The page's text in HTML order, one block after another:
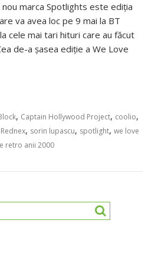
marca Spotlights este ediția
va avea loc pe 9 mai la BT
cele mai tari hituri care au făcut
de-a șasea ediție a We Love
, Captain Hollywood Project, coolio,
Rednex, sorin lupascu, spotlight,we love
retro anii 2000